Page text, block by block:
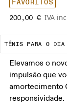
FAVORITOS
200,00 € IVA
TÊNIS PARA O
Elevamos o
impulsão que
amortecimento
responsividade.